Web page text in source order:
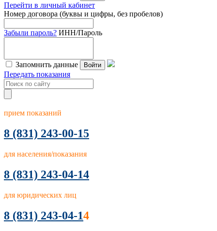
Перейти в личный кабинет
Номер договора (буквы и цифры, без пробелов)
Забыли пароль? ИНН/Пароль
Запомнить данные Войти
Передать показания
прием показаний
8 (831) 243-00-15
для населения/показания
8 (831) 243-04-14
для юридических лиц
8 (831) 243-04-14